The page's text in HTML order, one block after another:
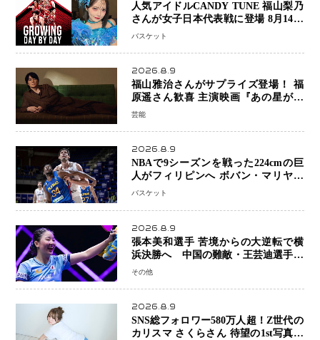
人気アイドルCANDY TUNE 福山梨乃
さんが女子日本代表戦に登場 8月14日
「三井不動産カップ」でスペシャルゲ
バスケット
2026.8.9
福山雅治さんがサプライズ登場！ 福
原遥さん歓喜 主演映画『あの星が降
る丘で、君とまた出会いたい。』舞台
芸能
2026.8.9
NBAで9シーズンを戦った224cmの巨
人がフィリピンへ ボバン・マリヤノ
ビッチ ジョーンズカップで新たな挑
バスケット
2026.8.9
張本美和選手 苦境からの大逆転で横
浜決勝へ 中国の難敵・王芸迪選手を
撃破「ここからまた行くぞ」兄・智和
その他
2026.8.9
SNS総フォロワー580万人超！Z世代の
カリスマ さくらさん 待望の1st写真集